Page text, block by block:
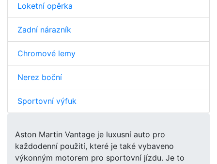
Loketní opěrka
Zadní nárazník
Chromové lemy
Nerez boční
Sportovní výfuk
Aston Martin Vantage je luxusní auto pro
každodenní použití, které je také vybaveno
výkonným motorem pro sportovní jízdu. Je to